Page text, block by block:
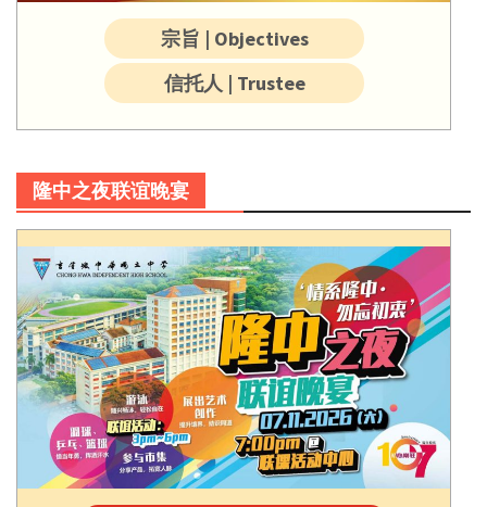
宗旨 | Objectives
信托人 | Trustee
隆中之夜联谊晚宴